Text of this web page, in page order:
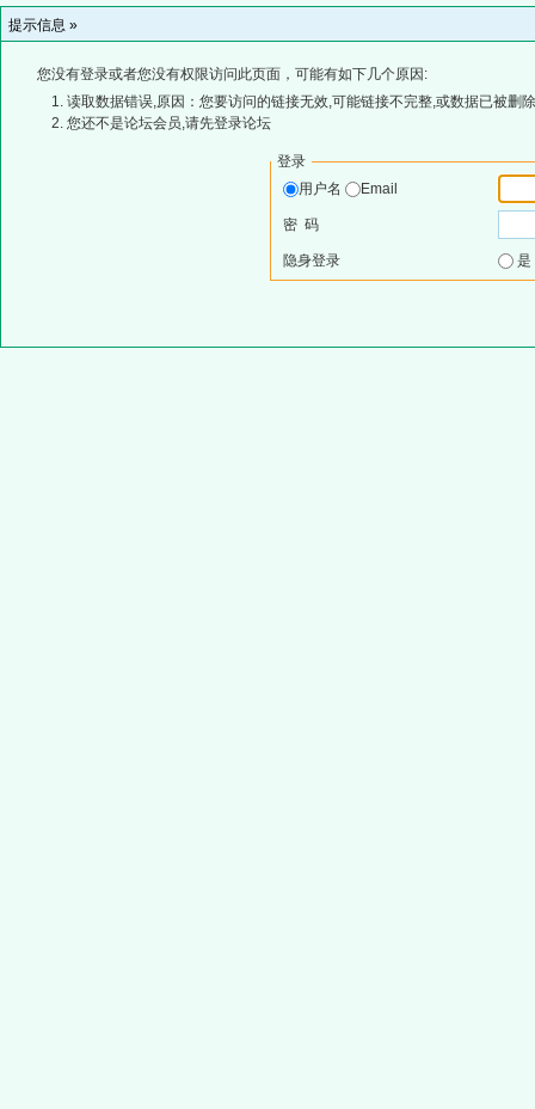
提示信息 »
您没有登录或者您没有权限访问此页面，可能有如下几个原因:
读取数据错误,原因：您要访问的链接无效,可能链接不完整,或数据已被删
您还不是论坛会员,请先登录论坛
登录
用户名
Email
密 码
隐身登录